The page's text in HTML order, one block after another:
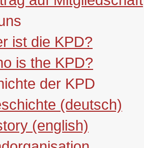
ist die KPD?
is the KPD?
der KPD
(deutsch)
(english)